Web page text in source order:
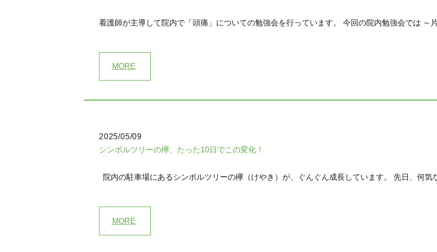
看護師が主導して院内で「頭痛」についての勉強会を行っています。 今回の院内勉強会では ～
MORE
2025/05/09
シンボルツリーの欅、たった10日でこの変化！
院内の駐車場にあるシンボルツリーの欅（けやき）が、ぐんぐん成長しています。 先日、何気
MORE